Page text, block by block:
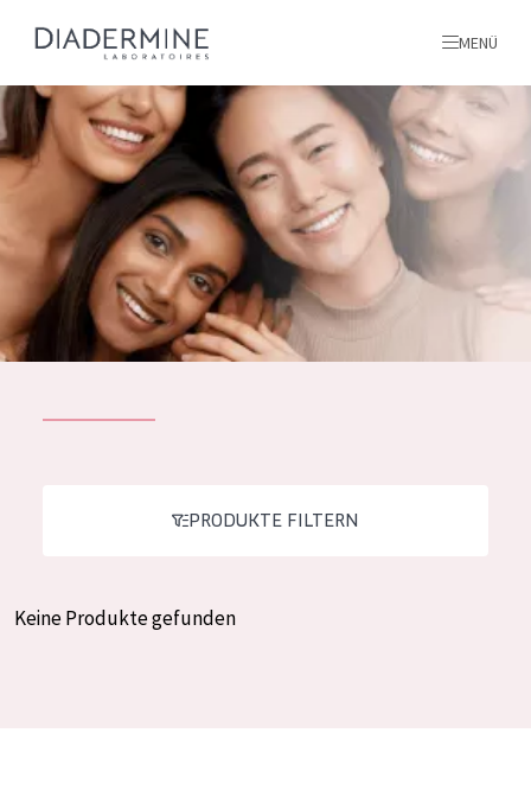
ALLE PRODUKTE
Alle produkte
MENÜ
Startseite
inhaltsstoffe
Über uns
Inspiration
Spanish
PRODUKTE FILTERN
Keine Produkte gefunden